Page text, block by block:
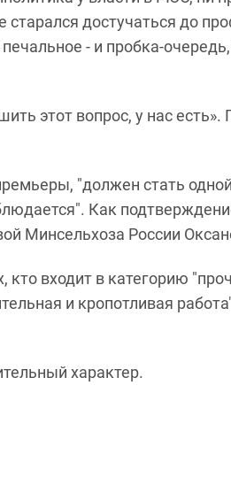
достучаться до
- и пробка-
этот вопрос, у нас есть».
"должен стать
Как
Минсельхоза России
входит в категорию
и кропотливая
характер.